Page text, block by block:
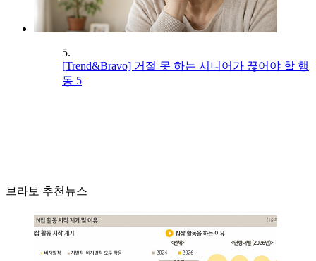
5.
[Trend&Bravo] 거절 못 하는 시니어가 끊어야 할 행
동 5
브라보 추천뉴스